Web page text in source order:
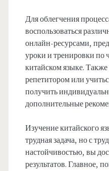
Для облегчения
воспользоваться
онлайн-ресурсами,
уроки и тренировки по
китайском языке. Также
репетитором или
получить
дополнительные
Изучение китайского
трудная задача, но с
настойчивостью, вы
результатов. Главное,